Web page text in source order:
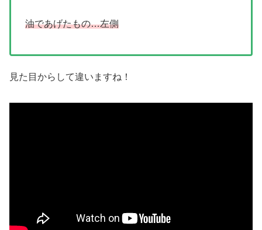
油であげたもの…左側
見た目からして違いますね！